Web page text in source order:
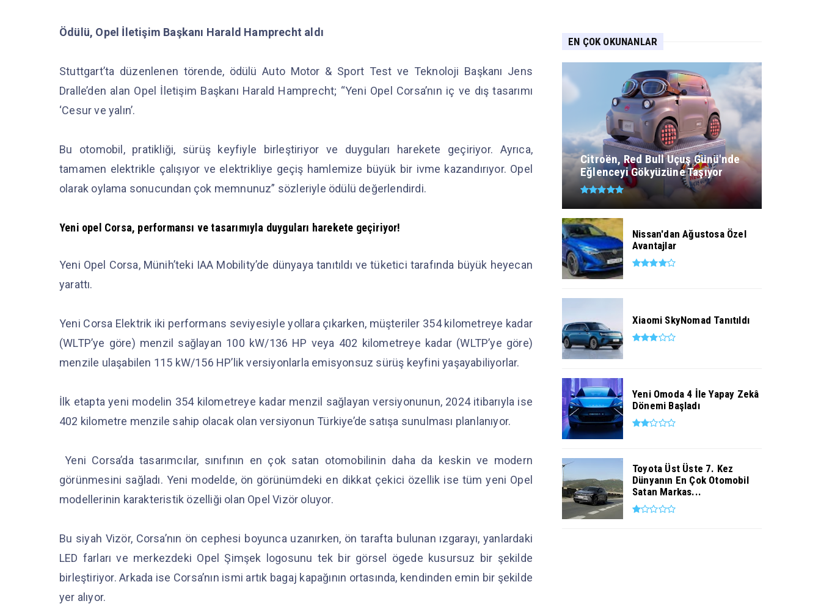
Ödülü, Opel İletişim Başkanı Harald Hamprecht aldı
Stuttgart’ta düzenlenen törende, ödülü Auto Motor & Sport Test ve Teknoloji Başkanı Jens
Dralle’den alan Opel İletişim Başkanı Harald Hamprecht; “Yeni Opel Corsa’nın iç ve dış tasarımı
‘Cesur ve yalın’.
Bu otomobil, pratikliği, sürüş keyfiyle birleştiriyor ve duyguları harekete geçiriyor. Ayrıca,
tamamen elektrikle çalışıyor ve elektrikliye geçiş hamlemize büyük bir ivme kazandırıyor. Opel
olarak oylama sonucundan çok memnunuz” sözleriyle ödülü değerlendirdi.
Yeni opel Corsa, performansı ve tasarımıyla duyguları harekete geçiriyor!
Yeni Opel Corsa, Münih’teki IAA Mobility’de dünyaya tanıtıldı ve tüketici tarafında büyük heyecan
yarattı.
Yeni Corsa Elektrik iki performans seviyesiyle yollara çıkarken, müşteriler 354 kilometreye kadar
(WLTP’ye göre) menzil sağlayan 100 kW/136 HP veya 402 kilometreye kadar (WLTP’ye göre)
menzile ulaşabilen 115 kW/156 HP’lik versiyonlarla emisyonsuz sürüş keyfini yaşayabiliyorlar.
İlk etapta yeni modelin 354 kilometreye kadar menzil sağlayan versiyonunun, 2024 itibarıyla ise
402 kilometre menzile sahip olacak olan versiyonun Türkiye’de satışa sunulması planlanıyor.
Yeni Corsa’da tasarımcılar, sınıfının en çok satan otomobilinin daha da keskin ve modern
görünmesini sağladı. Yeni modelde, ön görünümdeki en dikkat çekici özellik ise tüm yeni Opel
modellerinin karakteristik özelliği olan Opel Vizör oluyor.
Bu siyah Vizör, Corsa’nın ön cephesi boyunca uzanırken, ön tarafta bulunan ızgarayı, yanlardaki
LED farları ve merkezdeki Opel Şimşek logosunu tek bir görsel ögede kusursuz bir şekilde
birleştiriyor. Arkada ise Corsa’nın ismi artık bagaj kapağının ortasında, kendinden emin bir şekilde
yer alıyor.
EN ÇOK OKUNANLAR
Citroën, Red Bull Uçuş Günü'nde
Eğlenceyi Gökyüzüne Taşıyor
Nissan'dan Ağustosa Özel
Avantajlar
Xiaomi SkyNomad Tanıtıldı
Yeni Omoda 4 İle Yapay Zekâ
Dönemi Başladı
Toyota Üst Üste 7. Kez
Dünyanın En Çok Otomobil
Satan Markas...